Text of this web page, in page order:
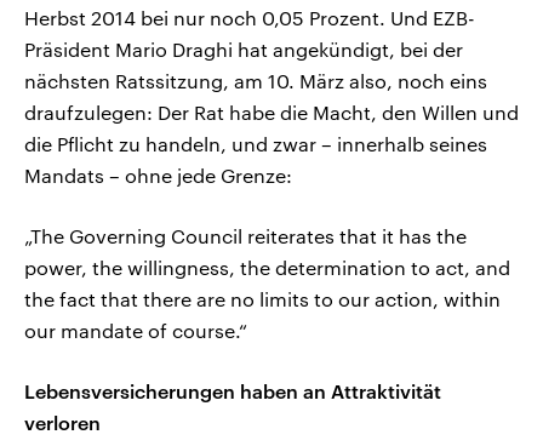
Herbst 2014 bei nur noch 0,05 Prozent. Und EZB-
Präsident Mario Draghi hat angekündigt, bei der
nächsten Ratssitzung, am 10. März also, noch eins
draufzulegen: Der Rat habe die Macht, den Willen und
die Pflicht zu handeln, und zwar – innerhalb seines
Mandats – ohne jede Grenze:
„The Governing Council reiterates that it has the
power, the willingness, the determination to act, and
the fact that there are no limits to our action, within
our mandate of course.“
Lebensversicherungen haben an Attraktivität
verloren